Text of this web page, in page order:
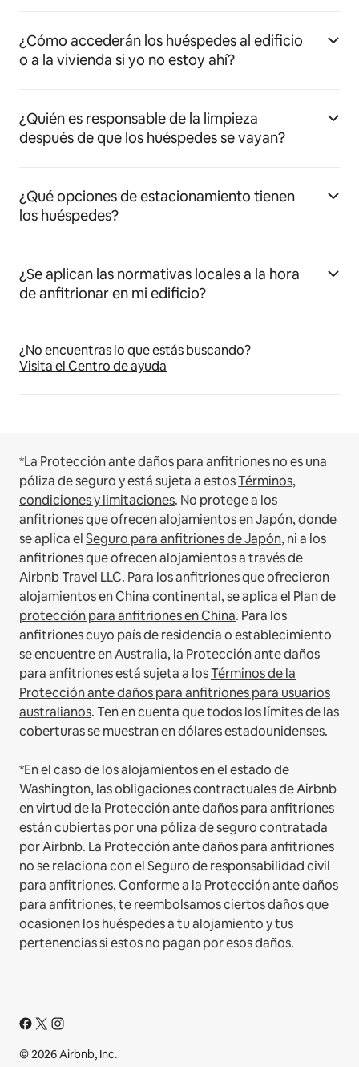
¿Cómo accederán los huéspedes al edificio
o a la vivienda si yo no estoy ahí?
¿Quién es responsable de la limpieza
después de que los huéspedes se vayan?
¿Qué opciones de estacionamiento tienen
los huéspedes?
¿Se aplican las normativas locales a la hora
de anfitrionar en mi edificio?
¿No encuentras lo que estás buscando?
Visita el Centro de ayuda
*La Protección ante daños para anfitriones no es una
póliza de seguro y está sujeta a estosTérminos,
condiciones y limitaciones. No protege a los
anfitriones que ofrecen alojamientos en Japón, donde
se aplica elSeguro para anfitriones de Japón, ni a los
anfitriones que ofrecen alojamientos a través de
Airbnb Travel LLC. Para los anfitriones que ofrecieron
alojamientos en China continental, se aplica el Plan de
protección para anfitriones en China. Para los
anfitriones cuyo país de residencia o establecimiento
se encuentre en Australia, la Protección ante daños
para anfitriones está sujeta a losTérminos de la
Protección ante daños para anfitriones para usuarios
australianos. Ten en cuenta que todos los límites de las
coberturas se muestran en dólares estadounidenses.
*En el caso de los alojamientos en el estado de
Washington, las obligaciones contractuales de Airbnb
en virtud de la Protección ante daños para anfitriones
están cubiertas por una póliza de seguro contratada
por Airbnb. La Protección ante daños para anfitriones
no se relaciona con el Seguro de responsabilidad civil
para anfitriones. Conforme a la Protección ante daños
para anfitriones, te reembolsamos ciertos daños que
ocasionen los huéspedes a tu alojamiento y tus
pertenencias si estos no pagan por esos daños.
© 2026 Airbnb, Inc.